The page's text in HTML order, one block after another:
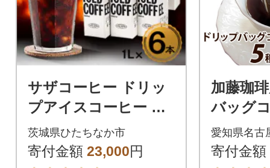
サザコーヒー ドリッ
プアイスコーヒー 無
糖 6本セット(201032)
茨城県ひたちなか市
寄付金額 23,000円
加藤珈
バッグ
味が楽
00杯分
愛知県名古
寄付金額